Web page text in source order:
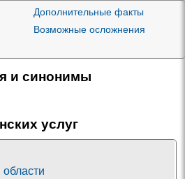
17050₽
на Шолохова
; м. Новопеределкино
Запись
Корсакова, д. 87
Люберцах
Дополнительные факты
Возможные осложнения
и синонимы
услуг